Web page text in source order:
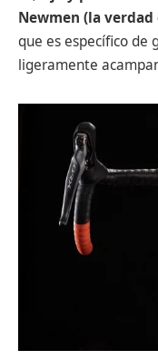
Newmen (la
que es específico de
ligeramente